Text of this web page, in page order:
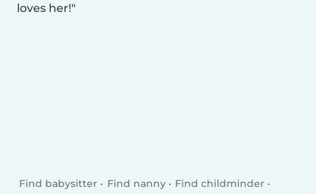
loves her!
Find babysitter Find nanny
Find childminder